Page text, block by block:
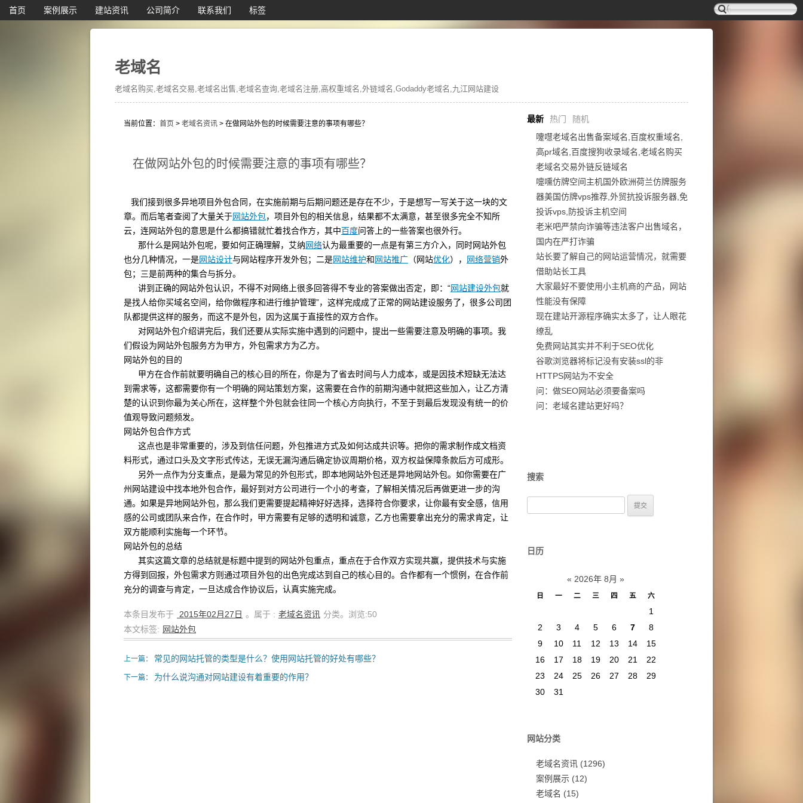
首页 案例展示 建站资讯 公司简介 联系我们 标签
老域名
老域名购买,老域名交易,老域名出售,老域名查询,老域名注册,高权重域名,外链域名,Godaddy老域名,九江网站建设
当前位置： 首页 > 老域名资讯 > 在做网站外包的时候需要注意的事项有哪些？
在做网站外包的时候需要注意的事项有哪些？
我们接到很多异地项目外包合同，在实施前期与后期问题还是存在不少，于是想写一写关于这一块的文
章。而后笔者查阅了大量关于网站外包，项目外包的相关信息，结果都不太满意，甚至很多完全不知所
云，连网站外包的意思是什么都搞错就忙着找合作方，其中百度问答上的一些答案也很外行。
那什么是网站外包呢，要如何正确理解，艾纳网络认为最重要的一点是有第三方介入，同时网站外包
也分几种情况，一是网站设计与网站程序开发外包；二是网站维护和网站推广 （网站优化）， 网络营销外
包；三是前两种的集合与拆分。
讲到正确的网站外包认识，不得不对网络上很多回答得不专业的答案做出否定，即：“网站建设外包就
是找人给你买域名空间，给你做程序和进行维护管理”，这样完成成了正常的网站建设服务了，很多公司团
队都提供这样的服务，而这不是外包，因为这属于直接性的双方合作。
对网站外包介绍讲完后，我们还要从实际实施中遇到的问题中，提出一些需要注意及明确的事项。我
们假设为网站外包服务方为甲方，外包需求方为乙方。
网站外包的目的
甲方在合作前就要明确自己的核心目的所在，你是为了省去时间与人力成本，或是因技术短缺无法达
到需求等，这都需要你有一个明确的网站策划方案，这需要在合作的前期沟通中就把这些加入，让乙方清
楚的认识到你最为关心所在，这样整个外包就会往同一个核心方向执行，不至于到最后发现没有统一的价
值观导致问题频发。
网站外包合作方式
这点也是非常重要的，涉及到信任问题，外包推进方式及如何达成共识等。把你的需求制作成文档资
料形式，通过口头及文字形式传达，无误无漏沟通后确定协议周期价格，双方权益保障条款后方可成形。
另外一点作为分支重点，是最为常见的外包形式，即本地网站外包还是异地网站外包。如你需要在广
州网站建设中找本地外包合作，最好到对方公司进行一个小的考查，了解相关情况后再做更进一步的沟
通。如果是异地网站外包，那么我们更需要提起精神好好选择，选择符合你要求，让你最有安全感，信用
感的公司或团队来合作，在合作时，甲方需要有足够的透明和诚意，乙方也需要拿出充分的需求肯定，让
双方能顺利实施每一个环节。
网站外包的总结
其实这篇文章的总结就是标题中提到的网站外包重点，重点在于合作双方实现共赢，提供技术与实施
方得到回报，外包需求方则通过项目外包的出色完成达到自己的核心目的。合作都有一个惯例，在合作前
充分的调查与肯定，一旦达成合作协议后，认真实施完成。
本条目发布于 2015年02月27日 。属于 : 老域名资讯 分类。浏览:50
本文标签: 网站外包
上一篇： 常见的网站托管的类型是什么？使用网站托管的好处有哪些？
下一篇： 为什么说沟通对网站建设有着重要的作用？
最新 热门
随机
嚔嚖老域名出售备案域名,百度权重域名,
高pr域名,百度搜狗收录域名,老域名购买
老域名交易外链反链域名
嚏嚑仿牌空间主机国外欧洲荷兰仿牌服务
器美国仿牌vps推荐,外贸抗投诉服务器,免
投诉vps,防投诉主机空间
老米吧严禁向诈骗等违法客户出售域名，
国内在严打诈骗
站长要了解自己的网站运营情况，就需要
借助站长工具
大家最好不要使用小主机商的产品，网站
性能没有保障
现在建站开源程序确实太多了，让人眼花
缭乱
免费网站其实并不利于SEO优化
谷歌浏览器将标记没有安装ssl的非
HTTPS网站为不安全
问：做SEO网站必须要备案吗
问：老域名建站更好吗？
搜索
日历
« 2026年 8月 »
日 一 二 三 四 五 六
1
2
3 4 5 6 7
8
9
10 11 12 13 14
15
16
17 18 19 20 21
22
23
24 25 26 27 28
29
30
31
网站分类
老域名资讯 (1296)
案例展示 (12)
老域名 (15)